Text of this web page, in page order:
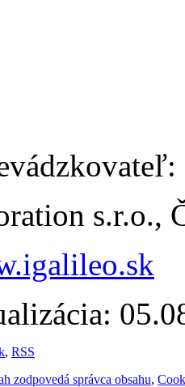
s.r.o.,
, RSS
zodpovedá správca obsahu,